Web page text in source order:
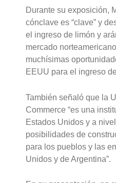
Durante su exposición,
cónclave es “clave” y
el ingreso de limón y
mercado
muchísimas
EEUU para el ingreso
También señaló que la
Commerce “es una
Estados Unidos y a
posibilidades de
para los pueblos y las
Unidos y de Argentina”.